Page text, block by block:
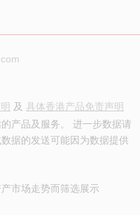
及 具体香港产品免责声明
产品及服务。 进一步数据请
据的发送可能因为数据提供
市场走势而筛选展示